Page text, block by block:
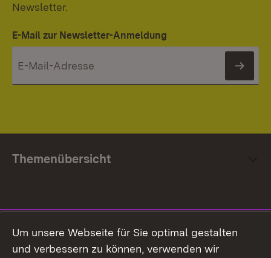
Newsletter.
E-Mail zur Newsletter-Anmeldung
Themenübersicht
Facebook
Um unsere Webseite für Sie optimal gestalten
und verbessern zu können, verwenden wir